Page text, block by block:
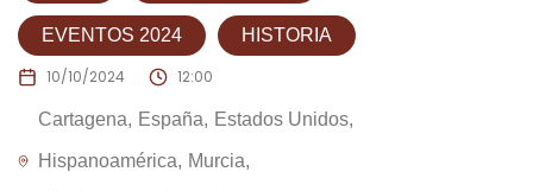
EVENTOS 2024 HISTORIA
10/10/2024 12:00
Cartagena España Estados Unidos
Hispanoamérica Murcia